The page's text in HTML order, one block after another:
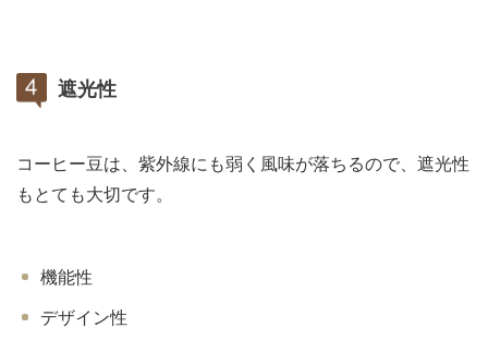
遮光性
コーヒー豆は、紫外線にも弱く風味が落ちるので、遮光性
もとても大切です。
機能性
デザイン性